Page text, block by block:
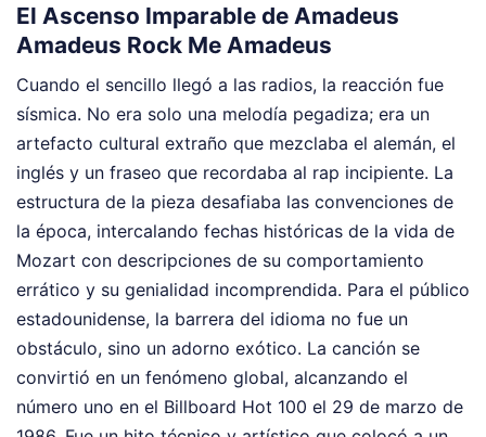
El Ascenso Imparable de Amadeus
Amadeus Rock Me Amadeus
Cuando el sencillo llegó a las radios, la reacción fue
sísmica. No era solo una melodía pegadiza; era un
artefacto cultural extraño que mezclaba el alemán, el
inglés y un fraseo que recordaba al rap incipiente. La
estructura de la pieza desafiaba las convenciones de
la época, intercalando fechas históricas de la vida de
Mozart con descripciones de su comportamiento
errático y su genialidad incomprendida. Para el público
estadounidense, la barrera del idioma no fue un
obstáculo, sino un adorno exótico. La canción se
convirtió en un fenómeno global, alcanzando el
número uno en el Billboard Hot 100 el 29 de marzo de